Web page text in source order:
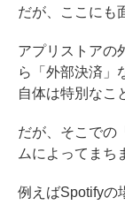
だが、ここにも
アプリストアの
ら「外部決済」
自体は特別なこ
だが、そこでの
ムによってまち
例えばSpotifyの